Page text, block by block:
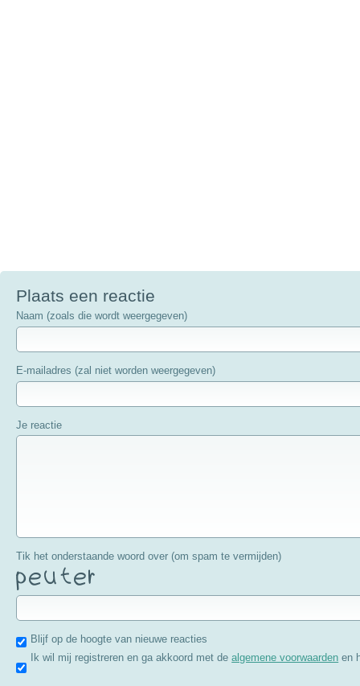
Plaats een reactie
Naam (zoals die wordt weergegeven)
E-mailadres (zal niet worden weergegeven)
Je reactie
Tik het onderstaande woord over (om spam te vermijden)
Blijf op de hoogte van nieuwe reacties
Ik wil mij registreren en ga akkoord met dealgemene voorwaarden en